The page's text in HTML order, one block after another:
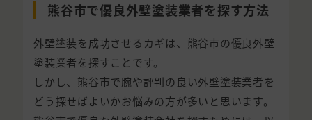
熊谷市で優良外壁塗装業者を探す方法
外壁塗装を成功させるカギは、熊谷市の優良外壁
塗装業者を探すことです。
しかし、熊谷市で腕や評判の良い外壁塗装業者を
どう探せばよいかお悩みの方が多いと思います。